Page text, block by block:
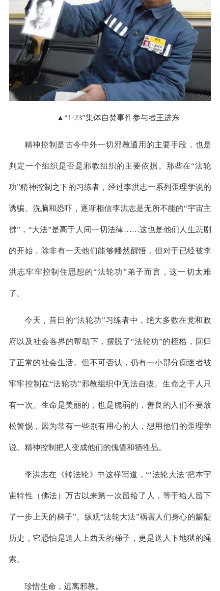
▲“1·23”集体自焚事件参与者王进东
精神控制是古今中外一切邪教通用的主要手段，也是
判定一个组织是否是邪教组织的主要依据。那些在“法轮
功”精神控制之下的习练者，经过李洪志一系列歪理学说的
诱骗、洗脑和恐吓，逐渐相信李洪志是无所不能的“宇宙主
佛”，“大法”是高于人间一切法律……这也是他们人生悲剧
的开始，除非有一天他们能够幡然醒悟，但对于已经被李
洪志牢牢控制住思想的“法轮功”弟子而言，这一切太难
了。
今天，昔日的“法轮功”习练者中，绝大多数在党和政
府以及社会各界的帮助下，摆脱了“法轮功”的桎梏，回归
了正常的社会生活。但不可否认，仍有一小部分痴迷者被
牢牢控制在“法轮功”邪教组织中无法自拔。生命之于人只
有一次。生命是美丽的，也是脆弱的，善良的人们不要放
松警惕，因为常有一些别有用心的人，想用他们的歪理学
说、精神控制把人变成他们的傀儡和牺牲品。
李洪志在《转法轮》中这样写道，“‘法轮大法’把本宇
宙特性（佛法）万古以来第一次留给了人，等于给人留下
了一步上天的梯子”。纵观“法轮大法”祸害人们身心的龌龊
历史，它恐怕是送人上西天的梯子，更是送人下地狱的绳
索。
珍惜生命，远离邪教。